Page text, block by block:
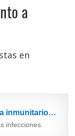
a
en
ETERNIUM LAB. Sistema inmunitario. Vitamina C, 1.000 mg. - no ácida - sin gluten. 60 Comprimidos -...
infecciones.